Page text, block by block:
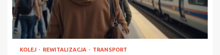
KOLEJ REWITALIZACJA TRANSPORT